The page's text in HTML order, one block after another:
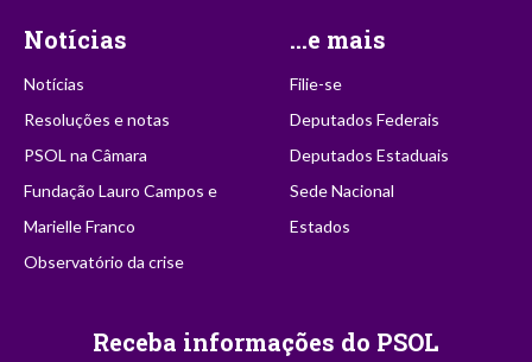
Notícias
Notícias
Resoluções e notas
PSOL na Câmara
Fundação Lauro Campos e
Marielle Franco
Observatório da crise
...e mais
Filie-se
Deputados Federais
Deputados Estaduais
Sede Nacional
Estados
Receba informações do PSOL